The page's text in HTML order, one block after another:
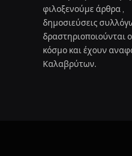
φιλοξενούμε άρθρα ,
δημοσιεύσεις
δραστηριοποιούνται
κόσμο και έχουν
Καλαβρύτων.